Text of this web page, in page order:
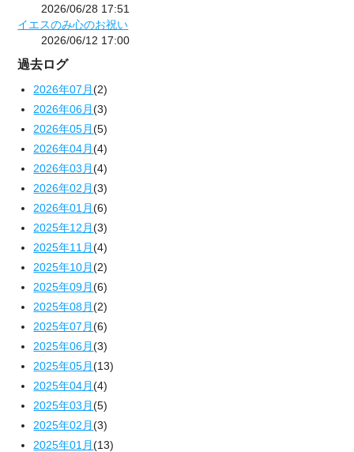
2026/06/28 17:51
イエスのみ心のお祝い
2026/06/12 17:00
過去ログ
2026年07月(2)
2026年06月(3)
2026年05月(5)
2026年04月(4)
2026年03月(4)
2026年02月(3)
2026年01月(6)
2025年12月(3)
2025年11月(4)
2025年10月(2)
2025年09月(6)
2025年08月(2)
2025年07月(6)
2025年06月(3)
2025年05月(13)
2025年04月(4)
2025年03月(5)
2025年02月(3)
2025年01月(13)